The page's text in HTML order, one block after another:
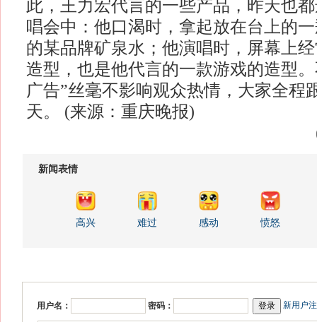
此，王力宏代言的一些产品，昨天也
唱会中：他口渴时，拿起放在台上的
的某品牌矿泉水；他演唱时，屏幕上
造型，也是他代言的一款游戏的造型
广告”丝毫不影响观众热情，大家全程
天。 (来源：重庆晚报)
新闻表情
高兴 难过 感动 愤怒
用户名： 密码： 新用户